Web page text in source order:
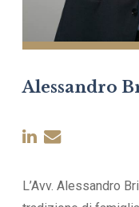
Alessandro
L’Avv. Alessandro